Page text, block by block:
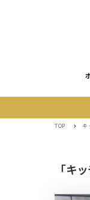
TOP キ
「キ